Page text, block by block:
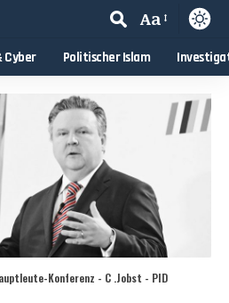
Aa
Cyber Politischer Islam
Konferenz - C .Jobst - PID